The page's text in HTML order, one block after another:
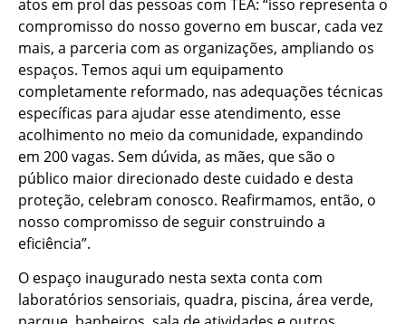
atos em prol das pessoas com TEA: “isso representa o
compromisso do nosso governo em buscar, cada vez
mais, a parceria com as organizações, ampliando os
espaços. Temos aqui um equipamento
completamente reformado, nas adequações técnicas
específicas para ajudar esse atendimento, esse
acolhimento no meio da comunidade, expandindo
em 200 vagas. Sem dúvida, as mães, que são o
público maior direcionado deste cuidado e desta
proteção, celebram conosco. Reafirmamos, então, o
nosso compromisso de seguir construindo a
eficiência”.
O espaço inaugurado nesta sexta conta com
laboratórios sensoriais, quadra, piscina, área verde,